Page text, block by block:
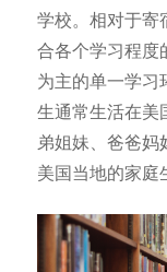
学校。相对于寄
合各个学习程度
为主的单一学习
生通常生活在美
弟姐妹、爸爸妈
美国当地的家庭